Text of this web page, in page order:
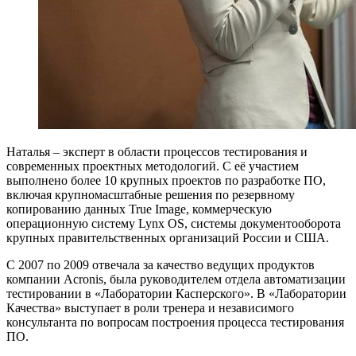
Наталья – эксперт в области процессов тестирования и
современных проектных методологий. С её участием
выполнено более 10 крупных проектов по разработке ПО,
включая крупномасштабные решения по резервному
копированию данных True Image, коммерческую
операционную систему Lynx OS, системы документооборота
крупных правительственных организаций России и США.
С 2007 по 2009 отвечала за качество ведущих продуктов
компании Acronis, была руководителем отдела автоматизации
тестировании в «Лаборатории Касперского». В «Лаборатории
Качества» выступает в роли тренера и независимого
консультанта по вопросам построения процесса тестирования
ПО.